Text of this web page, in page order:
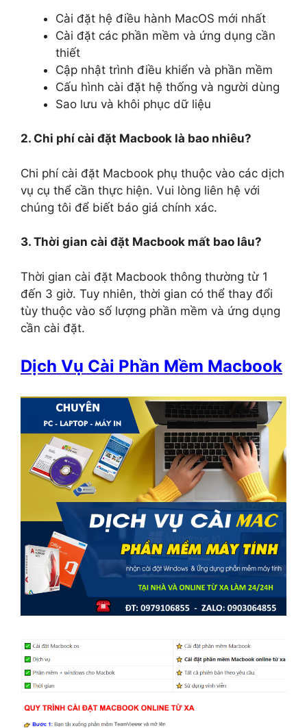
Cài đặt hệ điều hành MacOS mới nhất
Cài đặt các phần mềm và ứng dụng cần
thiết
Cập nhật trình điều khiển và phần mềm
Cấu hình cài đặt hệ thống và người dùng
Sao lưu và khôi phục dữ liệu
2. Chi phí cài đặt Macbook là bao nhiêu?
Chi phí cài đặt Macbook phụ thuộc vào các dịch
vụ cụ thể cần thực hiện. Vui lòng liên hệ với
chúng tôi để biết báo giá chính xác.
3. Thời gian cài đặt Macbook mất bao lâu?
Thời gian cài đặt Macbook thông thường từ 1
đến 3 giờ. Tuy nhiên, thời gian có thể thay đổi
tùy thuộc vào số lượng phần mềm và ứng dụng
cần cài đặt.
Dịch Vụ Cài Phần Mềm Macbook